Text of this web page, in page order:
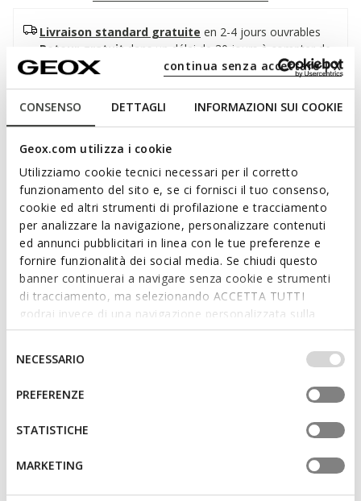
CONSENSO DETTAGLI INFORMAZIONI SUI COOKIE
Geox.com utilizza i cookie
Utilizziamo cookie tecnici necessari per il corretto
funzionamento del sito e, se ci fornisci il tuo consenso,
cookie ed altri strumenti di profilazione e tracciamento
per analizzare la navigazione, personalizzare contenuti
ed annunci pubblicitari in linea con le tue preferenze e
fornire funzionalità dei social media. Se chiudi questo
banner continuerai a navigare senza cookie e strumenti
di tracciamento, ma selezionando ACCETTA TUTTI
godrai invece di una navigazione personalizzata sulla
base dei tuoi gusti ed interessi. Selezionando
IMPOSTAZIONI potrai anche scegliere quali cookies ed
altri strumenti di tracciamento autorizzare. Per maggiori
informazioni o per modificare in qualsiasi momento le
tue impostazioni, visita la nostra
del
consenso
NECESSARIO
PREFERENZE
STATISTICHE
MARKETING
continua senza accettare | X
Livraison standard gratuite en 2-4 jours ouvrables
Retour gratuit dans un délai de 30 jours à compter de
la livraison
Description
Sneaker pour homme respirant et confortable, au look raffiné
présente une empeigne en cuir lisse souple. Velletri est idéale
pour les tenues urbaines les plus recherchées, garantissant
un bien-être du matin au soir.
CODE PRODUIT: U65EAA00043C4002
Caractéristiques
Chaussures légères
Matériaux